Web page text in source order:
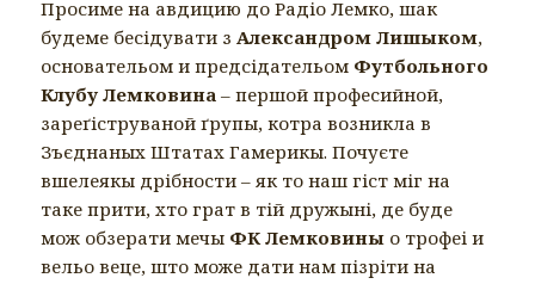
Просиме на авдицию до Радіо Лемко, шак
будеме бесідувати зАлександром Лишыком,
основательом и предсідательом Футбольного
Клубу Лемковина – першой професийной,
зареґіструваной ґрупы, котра возникла в
Зъєднаных Штатах Гамерикы. Почуєте
вшелеякы дрібности – як то наш гіст міг на
таке прити, хто грат в тій дружыні, де буде
мож обзерати мечы ФК Лемковины о трофеі и
вельо веце, што може дати нам пізріти на